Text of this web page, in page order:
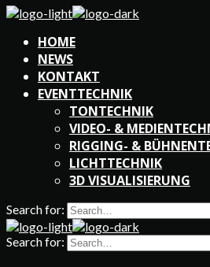
HOME
NEWS
KONTAKT
EVENTTECHNIK
TONTECHNIK
VIDEO- &
RIGGING- &
LICHTTECHNIK
3D VISUALISIERUNG
Search for:
Search for: